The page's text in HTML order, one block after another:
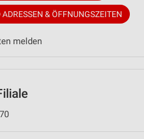
& ÖFFNUNGSZEITEN
melden